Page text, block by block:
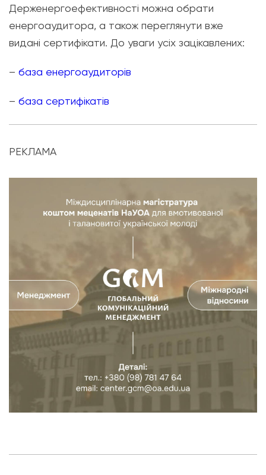
Держенергоефективності можна обрати
енергоаудитора, а також переглянути вже
видані сертифікати. До уваги усіх зацікавлених:
– база енергоаудиторів
– база сертифікатів
РЕКЛАМА